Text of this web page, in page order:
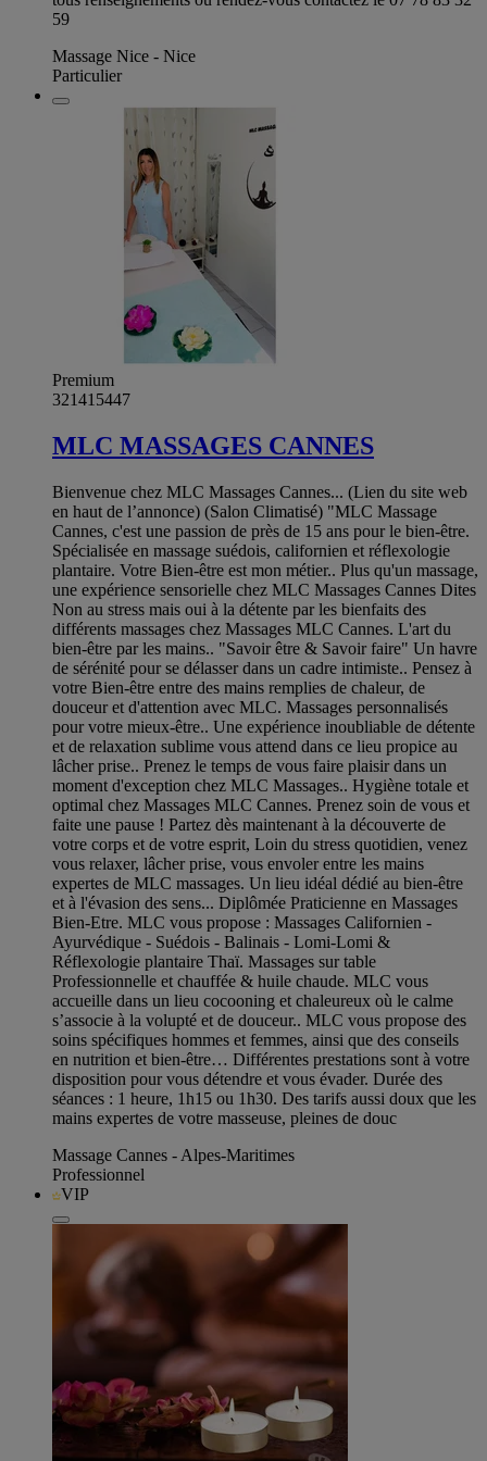
59
Massage Nice - Nice
Particulier
Premium
321415447
MLC MASSAGES CANNES
Bienvenue chez MLC Massages Cannes... (Lien du site web
en haut de l’annonce) (Salon Climatisé) "MLC Massage
Cannes, c'est une passion de près de 15 ans pour le bien-être.
Spécialisée en massage suédois, californien et réflexologie
plantaire. Votre Bien-être est mon métier.. Plus qu'un massage,
une expérience sensorielle chez MLC Massages Cannes Dites
Non au stress mais oui à la détente par les bienfaits des
différents massages chez Massages MLC Cannes. L'art du
bien-être par les mains.. "Savoir être & Savoir faire" Un havre
de sérénité pour se délasser dans un cadre intimiste.. Pensez à
votre Bien-être entre des mains remplies de chaleur, de
douceur et d'attention avec MLC. Massages personnalisés
pour votre mieux-être.. Une expérience inoubliable de détente
et de relaxation sublime vous attend dans ce lieu propice au
lâcher prise.. Prenez le temps de vous faire plaisir dans un
moment d'exception chez MLC Massages.. Hygiène totale et
optimal chez Massages MLC Cannes. Prenez soin de vous et
faite une pause ! Partez dès maintenant à la découverte de
votre corps et de votre esprit, Loin du stress quotidien, venez
vous relaxer, lâcher prise, vous envoler entre les mains
expertes de MLC massages. Un lieu idéal dédié au bien-être
et à l'évasion des sens... Diplômée Praticienne en Massages
Bien-Etre. MLC vous propose : Massages Californien -
Ayurvédique - Suédois - Balinais - Lomi-Lomi &
Réflexologie plantaire Thaï. Massages sur table
Professionnelle et chauffée & huile chaude. MLC vous
accueille dans un lieu cocooning et chaleureux où le calme
s’associe à la volupté et de douceur.. MLC vous propose des
soins spécifiques hommes et femmes, ainsi que des conseils
en nutrition et bien-être… Différentes prestations sont à votre
disposition pour vous détendre et vous évader. Durée des
séances : 1 heure, 1h15 ou 1h30. Des tarifs aussi doux que les
mains expertes de votre masseuse, pleines de douc
Massage Cannes - Alpes-Maritimes
Professionnel
VIP